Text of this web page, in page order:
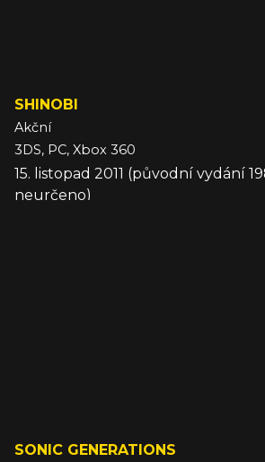
SHINOBI
Akční
3DS, PC, Xbox 360
15. listopad 2011 (původní vydání
neurčeno)
SONIC GENERATIONS